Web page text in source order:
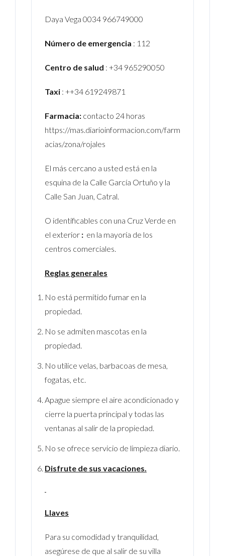
Daya Vega 0034 966749000
Número de emergencia : 112
Centro de salud : +34 965290050
Taxi: ++34 619249871
Farmacia:contacto 24 horas
https://mas.diarioinformacion.com/farm
acias/zona/rojales
El más cercano a usted está en la
esquina de la Calle García Ortuño y la
Calle San Juan, Catral.
O identificables con una Cruz Verde en
el exterior : en la mayoría de los
centros comerciales.
Reglas generales
No está permitido fumar en la
propiedad.
No se admiten mascotas en la
propiedad.
No utilice velas, barbacoas de mesa,
fogatas, etc.
Apague siempre el aire acondicionado y
cierre la puerta principal y todas las
ventanas al salir de la propiedad.
No se ofrece servicio de limpieza diario.
Disfrute de sus vacaciones.
Llaves
Para su comodidad y tranquilidad,
asegúrese de que al salir de su villa